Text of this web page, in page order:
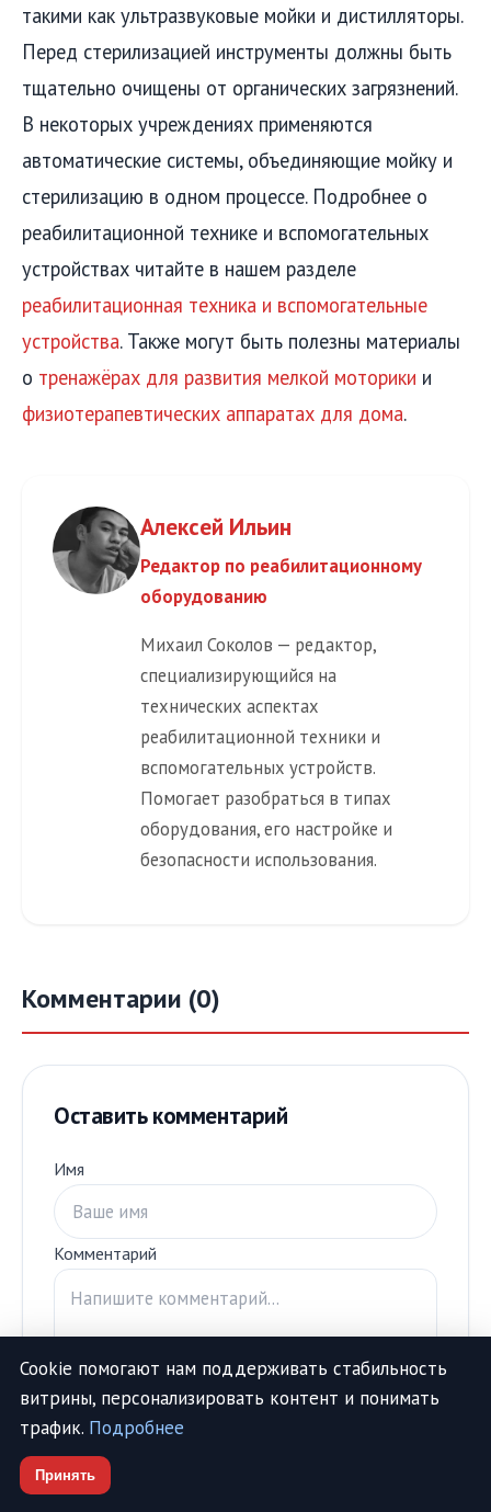
такими как ультразвуковые мойки и дистилляторы.
Перед стерилизацией инструменты должны быть
тщательно очищены от органических загрязнений.
В некоторых учреждениях применяются
автоматические системы, объединяющие мойку и
стерилизацию в одном процессе. Подробнее о
реабилитационной технике и вспомогательных
устройствах читайте в нашем разделе
реабилитационная техника и вспомогательные
устройства. Также могут быть полезны материалы
о тренажёрах для развития мелкой моторики и
физиотерапевтических аппаратах для дома.
Алексей Ильин
Редактор по реабилитационному
оборудованию
Михаил Соколов — редактор,
специализирующийся на
технических аспектах
реабилитационной техники и
вспомогательных устройств.
Помогает разобраться в типах
оборудования, его настройке и
безопасности использования.
Комментарии (0)
Оставить комментарий
Имя
Комментарий
Отправить отзыв
Cookie помогают нам поддерживать стабильность
витрины, персонализировать контент и понимать
трафик. Подробнее
Принять